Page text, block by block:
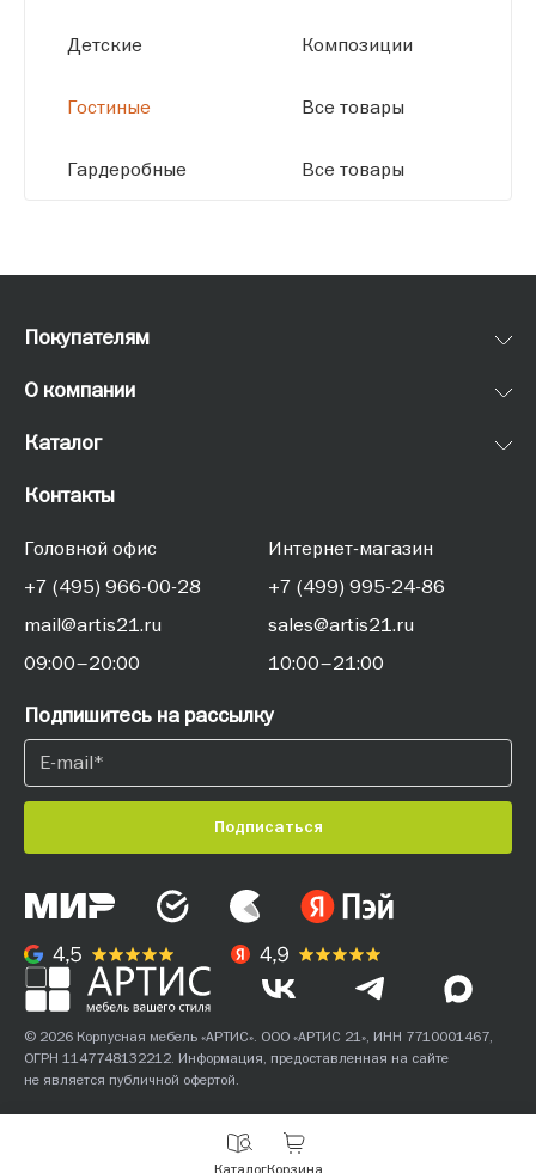
Детские
Гостиные
Гардеробные
Композиции
Все товары
Все товары
КаталогКорзина
Покупателям
О компании
Каталог
Контакты
Головной офис
+7 (495) 966-00-28
mail@artis21.ru
09:00–20:00
Интернет-магазин
+7 (499) 995-24-86
sales@artis21.ru
10:00–21:00
Подпишитесь на рассылку
Подписаться
© 2026 Корпусная мебель «АРТИС». ООО «АРТИС 21», ИНН 7710001467,
ОГРН 1147748132212. Информация, предоставленная на сайте
не является публичной офертой.